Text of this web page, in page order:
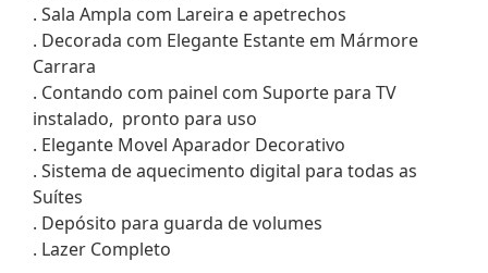
. Sala Ampla com Lareira e apetrechos
. Decorada com Elegante Estante em Mármore
Carrara
. Contando com painel com Suporte para TV
instalado, pronto para uso
. Elegante Movel Aparador Decorativo
. Sistema de aquecimento digital para todas as
Suítes
. Depósito para guarda de volumes
. Lazer Completo